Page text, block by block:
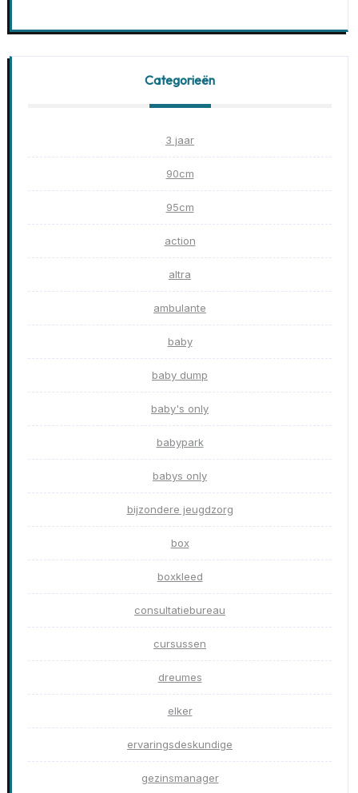
Categorieën
3 jaar
90cm
95cm
action
altra
ambulante
baby
baby dump
baby's only
babypark
babys only
bijzondere jeugdzorg
box
boxkleed
consultatiebureau
cursussen
dreumes
elker
ervaringsdeskundige
gezinsmanager